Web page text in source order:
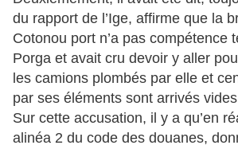
du rapport de l’Ige, affirme que la
Cotonou port n’a pas compétence
Porga et avait cru devoir y aller
les camions plombés par elle et
par ses éléments sont arrivés
Sur cette accusation, il y a qu’en
alinéa 2 du code des douanes,